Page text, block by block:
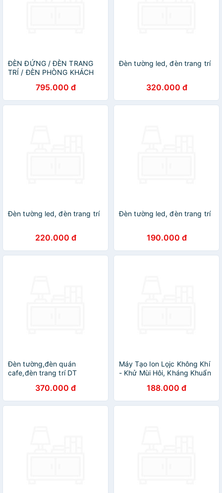
ĐÈN ĐỨNG / ĐÈN TRANG
TRÍ / ĐÈN PHÒNG KHÁCH
đương đại, hàng nhập khẩu
AZP
795.000 đ
Đèn tường led, đèn trang trí
320.000 đ
Đèn tường led, đèn trang trí
220.000 đ
Đèn tường led, đèn trang trí
190.000 đ
Đèn tường,đèn quán
cafe,đèn trang trí DT
370.000 đ
Máy Tạo Ion Lọjc Không Khí
- Khử Mùi Hôi, Kháng Khuẩn
Nhà Bếjp, Gia Đình, ĐÈN
TRANG TRÍ , ĐỒNG HỒ
TREO TƯỜNG
188.000 đ